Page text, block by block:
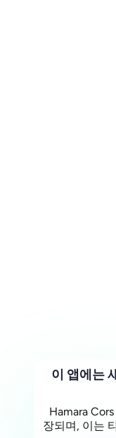
이 앱에는
Hamara
장되며, 이는